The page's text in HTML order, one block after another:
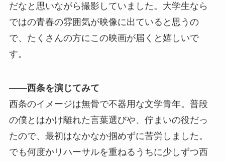
だなと思いながら撮影していました。大学生なら
ではの青春の雰囲気が映像に出ていると思うの
で、たくさんの方にこの映画が届くと嬉しいで
す。
――西条を演じてみて
西条のイメージは無骨で不器用な文学青年。普段
の僕とはかけ離れた言葉選びや、佇まいの役だっ
たので、最初はなかなか掴めずに苦労しました。
でも何度かリハーサルを重ねるうちに少しずつ西